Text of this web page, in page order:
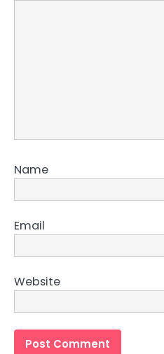
Name
Email
Website